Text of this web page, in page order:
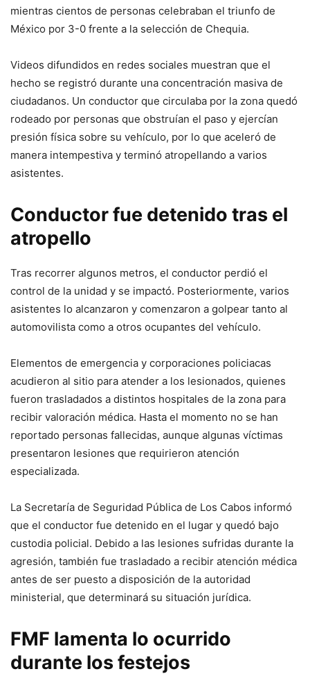
mientras cientos de personas celebraban el triunfo de
México por 3-0 frente a la selección de Chequia.
Videos difundidos en redes sociales muestran que el
hecho se registró durante una concentración masiva de
ciudadanos. Un conductor que circulaba por la zona quedó
rodeado por personas que obstruían el paso y ejercían
presión física sobre su vehículo, por lo que aceleró de
manera intempestiva y terminó atropellando a varios
asistentes.
Conductor fue detenido tras el
atropello
Tras recorrer algunos metros, el conductor perdió el
control de la unidad y se impactó. Posteriormente, varios
asistentes lo alcanzaron y comenzaron a golpear tanto al
automovilista como a otros ocupantes del vehículo.
Elementos de emergencia y corporaciones policiacas
acudieron al sitio para atender a los lesionados, quienes
fueron trasladados a distintos hospitales de la zona para
recibir valoración médica. Hasta el momento no se han
reportado personas fallecidas, aunque algunas víctimas
presentaron lesiones que requirieron atención
especializada.
La Secretaría de Seguridad Pública de Los Cabos informó
que el conductor fue detenido en el lugar y quedó bajo
custodia policial. Debido a las lesiones sufridas durante la
agresión, también fue trasladado a recibir atención médica
antes de ser puesto a disposición de la autoridad
ministerial, que determinará su situación jurídica.
FMF lamenta lo ocurrido
durante los festejos